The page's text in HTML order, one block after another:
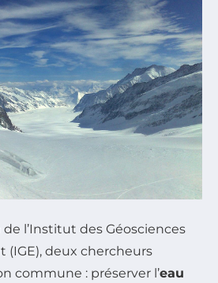
de l’Institut des Géosciences
(IGE), deux chercheurs
commune : préserver l’eau